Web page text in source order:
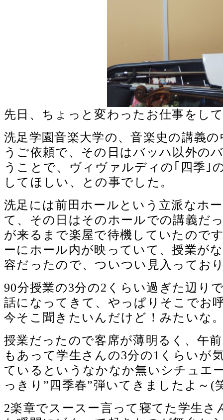
先日、ちょっと変わったお仕事をし
洗足学園音楽大学の、音楽史の講義
うご依頼で、その日はバッハ以外の
うことで、ヴィヴァルディの｢四季｣
してほしい、との事でした。
洗足には前田ホールという立派なホ
て、その日はそのホールでの講義だ
が来るまで楽屋で待機していたので
ーにホール内が映っていて、授業が
容だったので、ついつい見入ってお
90分授業の3分の2くらい過ぎた辺り
話になってきて、やっぱりそこでお
今そこ聞きたいんだけど！みたいな
授業だったので客席が薄明るく、午
もあって学生さんの3分の1くらいが
ているというなかなか無いシチュエ
っきり”四季春”弾いてきましたよ～(
2楽章でスースー言って寝てた学生さ